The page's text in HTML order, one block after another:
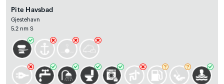
Pite Havsbad
Gjestehavn
5.2 nm S